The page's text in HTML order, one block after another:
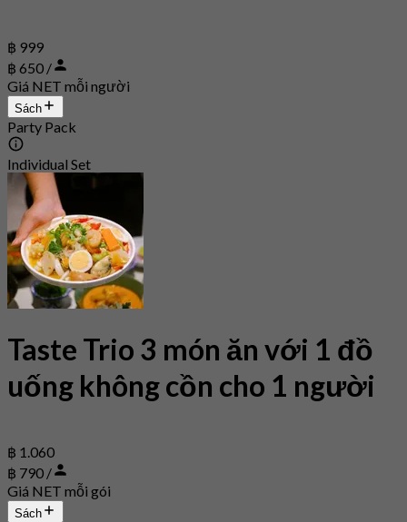
฿ 999
฿ 650 /
Giá NET mỗi người
Sách
Party Pack
Individual Set
Taste Trio 3 món ăn với 1 đồ
uống không cồn cho 1 người
฿ 1.060
฿ 790 /
Giá NET mỗi gói
Sách